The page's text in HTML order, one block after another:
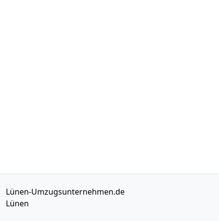
Lünen-Umzugsunternehmen.de
Lünen